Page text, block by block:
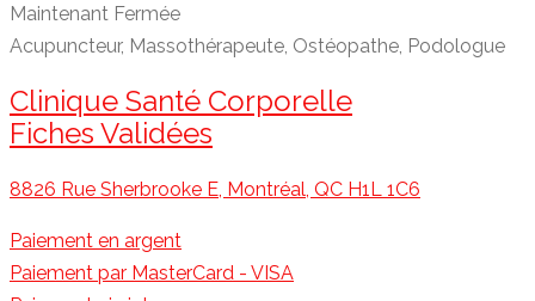
Maintenant Fermée
Acupuncteur, Massothérapeute, Ostéopathe, Podologue
Clinique Santé Corporelle
Fiches Validées
8826 Rue Sherbrooke E, Montréal, QC H1L 1C6
Paiement en argent
Paiement par MasterCard - VISA